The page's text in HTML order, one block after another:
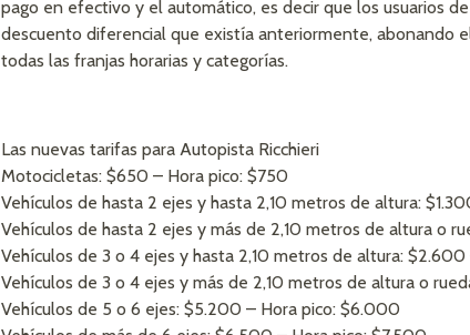
pago en efectivo y el automático, es decir que los usuarios
descuento diferencial que existía anteriormente, abonando
todas las franjas horarias y categorías.
Las nuevas tarifas para Autopista Ricchieri
Motocicletas: $650 – Hora pico: $750
Vehículos de hasta 2 ejes y hasta 2,10 metros de altura:
Vehículos de hasta 2 ejes y más de 2,10 metros de altura o
Vehículos de 3 o 4 ejes y hasta 2,10 metros de altura:
Vehículos de 3 o 4 ejes y más de 2,10 metros de altura o
Vehículos de 5 o 6 ejes: $5.200 – Hora pico: $6.000